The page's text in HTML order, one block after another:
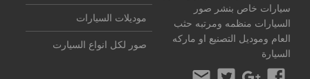
سيارات خاص بنشر صور
السيارات منظمه ومرتبه حثب
العام وموديل التصنيع او ماركه
السيارة
موديلات السيارات
صور لكل انواع السيارت